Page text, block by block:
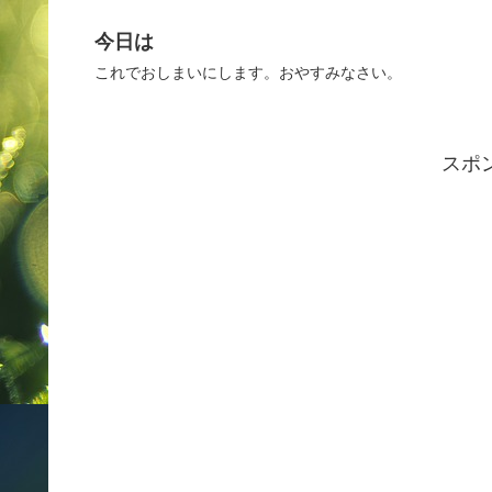
今日は
これでおしまいにします。おやすみなさい。
スポ